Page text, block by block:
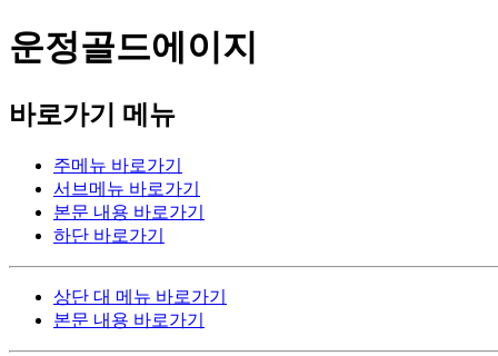
운정골드에이지
바로가기 메뉴
주메뉴 바로가기
서브메뉴 바로가기
본문 내용 바로가기
하단 바로가기
상단 대 메뉴 바로가기
본문 내용 바로가기